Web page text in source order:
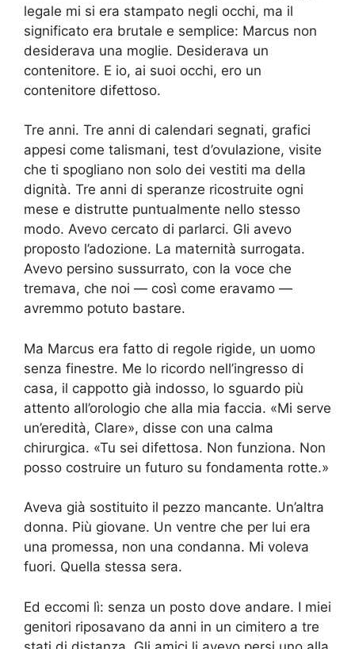
legale mi si era stampato negli occhi, ma il
significato era brutale e semplice: Marcus non
desiderava una moglie. Desiderava un
contenitore. E io, ai suoi occhi, ero un
contenitore difettoso.
Tre anni. Tre anni di calendari segnati, grafici
appesi come talismani, test d’ovulazione, visite
che ti spogliano non solo dei vestiti ma della
dignità. Tre anni di speranze ricostruite ogni
mese e distrutte puntualmente nello stesso
modo. Avevo cercato di parlarci. Gli avevo
proposto l’adozione. La maternità surrogata.
Avevo persino sussurrato, con la voce che
tremava, che noi — così come eravamo —
avremmo potuto bastare.
Ma Marcus era fatto di regole rigide, un uomo
senza finestre. Me lo ricordo nell’ingresso di
casa, il cappotto già indosso, lo sguardo più
attento all’orologio che alla mia faccia. «Mi serve
un’eredità, Clare», disse con una calma
chirurgica. «Tu sei difettosa. Non funziona. Non
posso costruire un futuro su fondamenta rotte.»
Aveva già sostituito il pezzo mancante. Un’altra
donna. Più giovane. Un ventre che per lui era
una promessa, non una condanna. Mi voleva
fuori. Quella stessa sera.
Ed eccomi lì: senza un posto dove andare. I miei
genitori riposavano da anni in un cimitero a tre